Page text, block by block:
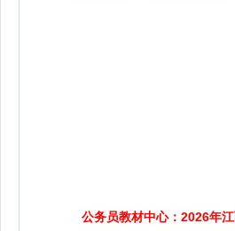
公务员教材中心：2026年